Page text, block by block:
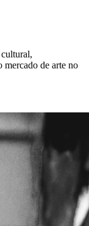
mercado de arte no